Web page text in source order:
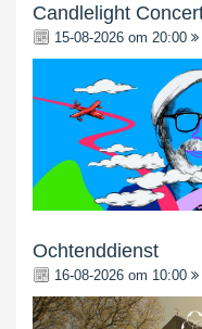
Candlelight
15-08-2026 om 20:00
Ochtenddienst
16-08-2026 om 10:00